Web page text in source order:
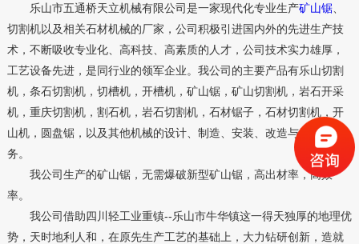
乐山市五通桥天立机械有限公司是一家现代化专业生产矿山锯、
切割机以及相关石材机械的厂家，公司积极引进国内外的先进生产技
术，不断吸收专业化、高科技、高素质的人才，公司技术实力雄厚，
工艺设备先进，是同行业的领军企业。我公司的主要产品有乐山切割
机，条石切割机，切槽机，开槽机，矿山锯，矿山切割机，岩石开采
机，重庆切割机，割石机，岩石切割机，石材锯子，石材切割机，开
山机，圆盘锯，以及其他机械的设计、制造、安装、改造与维修等业
务。
我公司生产的矿山锯，无需爆破新型矿山锯，高出材率，高效
率。
我公司借助四川轻工业重镇--乐山市牛华镇这一得天独厚的地理优
势，天时地利人和，在原先生产工艺的基础上，大力钻研创新，造就